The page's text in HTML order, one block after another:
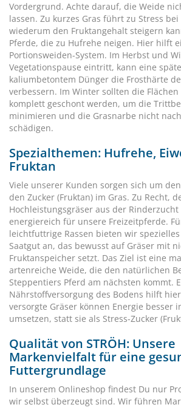
Vordergrund. Achte darauf, die Weide
lassen. Zu kurzes Gras führt zu Stress
wiederum den Fruktangehalt steigern
Pferde, die zu Hufrehe neigen. Hier hilft
Portionsweiden-System. Im Herbst und
Vegetationspause eintritt, kann eine
kaliumbetontem Dünger die Frosthärte
verbessern. Im Winter sollten die
komplett geschont werden, um die
minimieren und die Grasnarbe nicht
schädigen.
Spezialthemen: Hufrehe,
Fruktan
Viele unserer Kunden sorgen sich um
den Zucker (Fruktan) im Gras. Zu Recht,
Hochleistungsgräser aus der
energiereich für unsere Freizeitpferde.
leichtfuttrige Rassen bieten wir
Saatgut an, das bewusst auf Gräser mit
Fruktanspeicher setzt. Das Ziel ist eine
artenreiche Weide, die den natürlichen
Steppentiers Pferd am nächsten kommt.
Nährstoffversorgung des Bodens hilft
versorgte Gräser können Energie besser
umsetzen, statt sie als Stress-Zucker
Qualität von STRÖH: Unsere
Markenvielfalt für eine
Futtergrundlage
In unserem Onlineshop findest Du nur
wir selbst überzeugt sind. Wir führen